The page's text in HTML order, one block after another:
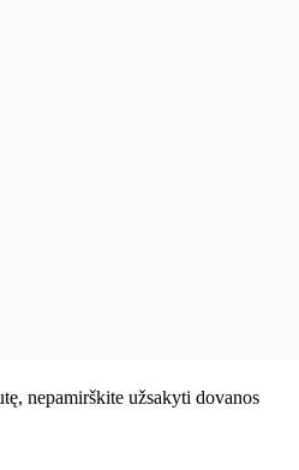
nepamirškite užsakyti dovanos